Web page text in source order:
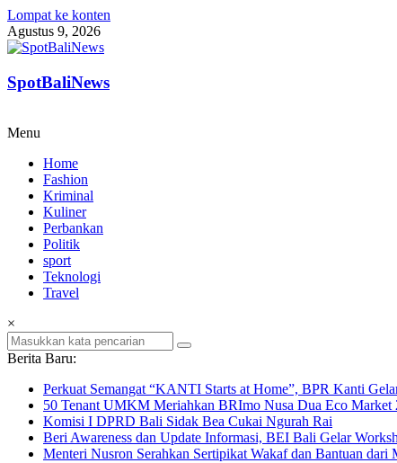
Lompat ke konten
Agustus 9, 2026
SpotBaliNews
Menu
Home
Fashion
Kriminal
Kuliner
Perbankan
Politik
sport
Teknologi
Travel
×
Berita Baru:
Perkuat Semangat “KANTI Starts at Home”, BPR Kanti
50 Tenant UMKM Meriahkan BRImo Nusa Dua Eco Market
Komisi I DPRD Bali Sidak Bea Cukai Ngurah Rai
Beri Awareness dan Update Informasi, BEI Bali Gelar
Menteri Nusron Serahkan Sertipikat Wakaf dan Bantuan